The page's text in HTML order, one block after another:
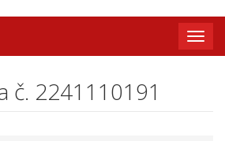
Toggle
č. 2241110191